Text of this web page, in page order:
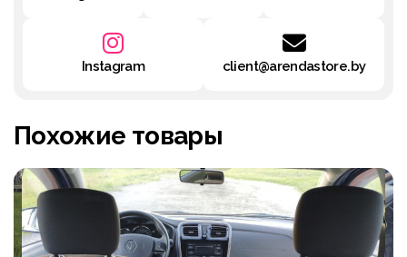
Instagram client@arendastore.by
Похожие товары